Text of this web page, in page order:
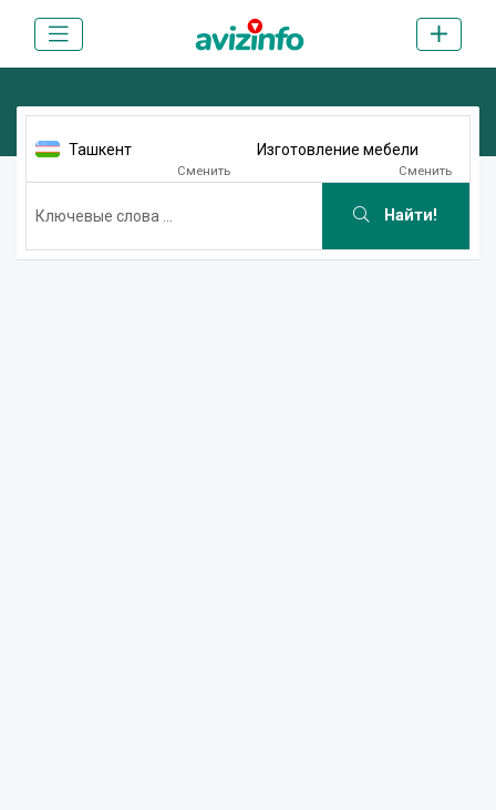
Ташкент
Сменить
Изготовление мебели
Сменить
Найти!